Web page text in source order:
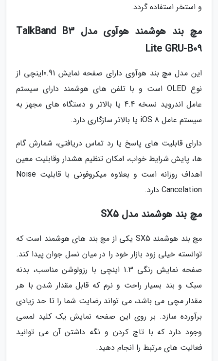
و استخر استفاده گردد.
مچ بند هوشمند هوآوی مدل TalkBand B3
Lite GRU-B09
این مدل مچ بند هوآوی دارای صفحه نمایش 0.91اینچی از
نوع OLED است و با تلفن های هوشمند دارای سیستم
عامل اندروید نسخه 4.4 یا بالاتر و دستگاه های مجهز به
سیستم عامل iOS 8 یا بالاتر سازگاری دارد.
دارای قابلیت های پاسخ یا رد تماس دریافتی، شمارش گام
ها، پایش شرایط خواب، امکان تنظیم هشدار وقابلیت معین
اهداف روزانه است و بعلاوه میکروفونی با قابلیت Noise
Cancelation دارد.
مچ بند هوشمند مدل SX5
مچ بند هوشمند SX5 یکی از مچ بند های هوشمند است که
توانسته خیلی زود بازار خود را در میان نسل جوان پیدا کند.
صفحه نمایش رنگی 1.3 اینچی با رزولوشن مناسب، بدنه
سبک و بند بسیار راحت و نرم که قابل مقدار شدن با هر
مقدار مچی می باشد، می تواند رضایت شما را تا حد زیادی
برآورده سازد. بر روی این صفحه نمایش یک کلید لمسی
وجود دارد که با تاچ کردن و نگه داشتن آن می توانید
فعالیت های مرتبط را انجام دهید.